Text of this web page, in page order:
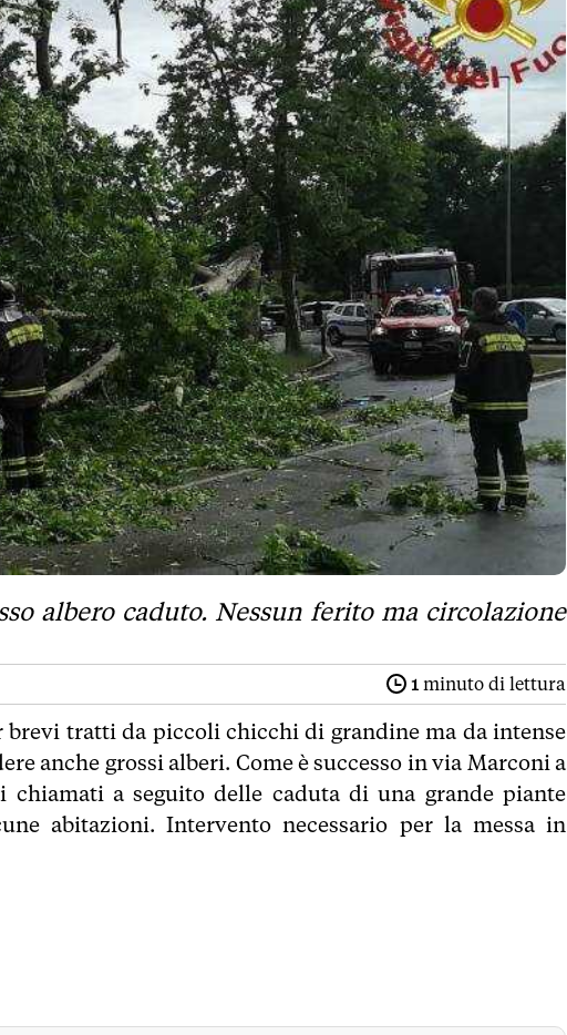
albero caduto. Nessun ferito ma circolazione
1 minuto di lettura
brevi tratti da piccoli chicchi di grandine ma da intense
anche grossi alberi. Come è successo in via Marconi a
a seguito delle caduta di una grande piante
abitazioni. Intervento necessario per la messa in